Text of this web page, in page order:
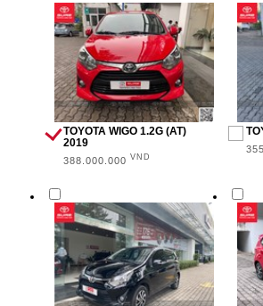
Tư vấn
Xe đã qua sử dụng
0 - 500 triệu (11)
500 triệu - 1 tỉ (14)
1 tỉ - 2 tỉ (2)
MẪU XE
Innova (8)
Camry (1)
Corolla Altis (2)
TOYOTA WIGO 1.2G (AT)
2019
388.000.000 VND